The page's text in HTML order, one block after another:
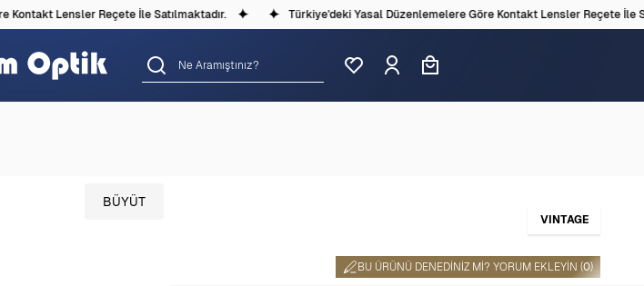
Lensler Reçete İle Satılmaktadır. Türkiye'deki Yasal Düzenlemelere Göre Kontakt Lensler Reçete İle
BÜYÜT
BU ÜRÜNÜ DENEDINIZ MI? YORUM EKLEYIN (0)
VINTAGE